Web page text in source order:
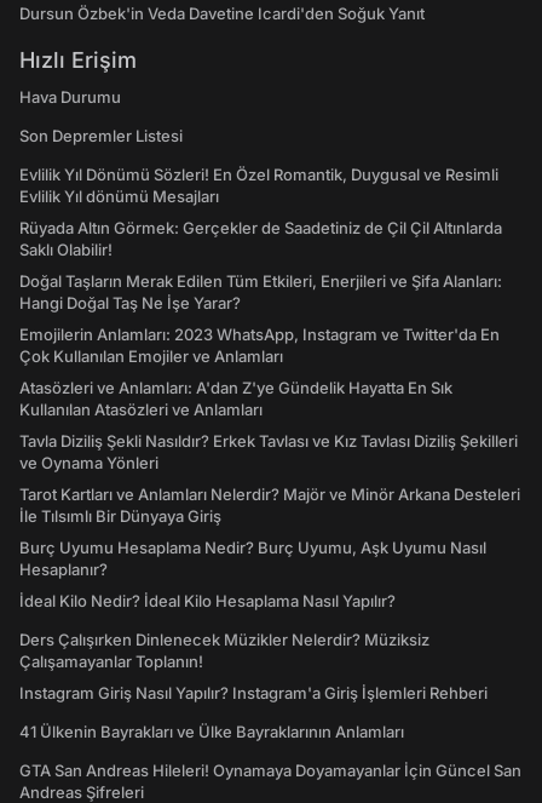
Dursun Özbek'in Veda Davetine Icardi'den Soğuk Yanıt
Hızlı Erişim
Hava Durumu
Son Depremler Listesi
Evlilik Yıl Dönümü Sözleri! En Özel Romantik, Duygusal ve Resimli
Evlilik Yıl dönümü Mesajları
Rüyada Altın Görmek: Gerçekler de Saadetiniz de Çil Çil Altınlarda
Saklı Olabilir!
Doğal Taşların Merak Edilen Tüm Etkileri, Enerjileri ve Şifa Alanları:
Hangi Doğal Taş Ne İşe Yarar?
Emojilerin Anlamları: 2023 WhatsApp, Instagram ve Twitter'da En
Çok Kullanılan Emojiler ve Anlamları
Atasözleri ve Anlamları: A'dan Z'ye Gündelik Hayatta En Sık
Kullanılan Atasözleri ve Anlamları
Tavla Diziliş Şekli Nasıldır? Erkek Tavlası ve Kız Tavlası Diziliş Şekilleri
ve Oynama Yönleri
Tarot Kartları ve Anlamları Nelerdir? Majör ve Minör Arkana Desteleri
İle Tılsımlı Bir Dünyaya Giriş
Burç Uyumu Hesaplama Nedir? Burç Uyumu, Aşk Uyumu Nasıl
Hesaplanır?
İdeal Kilo Nedir? İdeal Kilo Hesaplama Nasıl Yapılır?
Ders Çalışırken Dinlenecek Müzikler Nelerdir? Müziksiz
Çalışamayanlar Toplanın!
Instagram Giriş Nasıl Yapılır? Instagram'a Giriş İşlemleri Rehberi
41 Ülkenin Bayrakları ve Ülke Bayraklarının Anlamları
GTA San Andreas Hileleri! Oynamaya Doyamayanlar İçin Güncel San
Andreas Şifreleri